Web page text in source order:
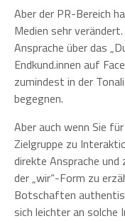
Aber der PR-Bereich
Medien sehr
Ansprache über das
Endkund.innen auf
zumindest in der
begegnen.
Aber auch wenn Sie
Zielgruppe zu
direkte Ansprache
der „wir“-Form zu
Botschaften
sich leichter an solche